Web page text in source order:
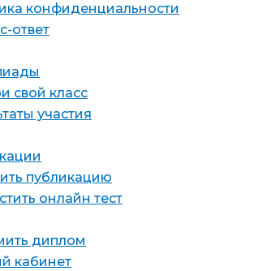
конфиденциальности
ответ
свой класс
участия
публикацию
онлайн тест
диплом
кабинет